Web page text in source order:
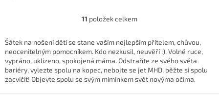
O
l
á
d
a
c
p
11 položek celkem
Šátek na nošení dětí se stane vaším nejlepším přítelem, chůvou,
neocenitelným pomocníkem. Kdo nezkusil, neuvěří :). Volné ruce,
vypráno, uklizeno, spokojená máma. Odstraňte ze svého světa
bariéry, vylezte spolu na kopec, nebojte se jet MHD, běžte si spolu
zacvičit! Objevte spolu se svým miminkem svět novýma očima.